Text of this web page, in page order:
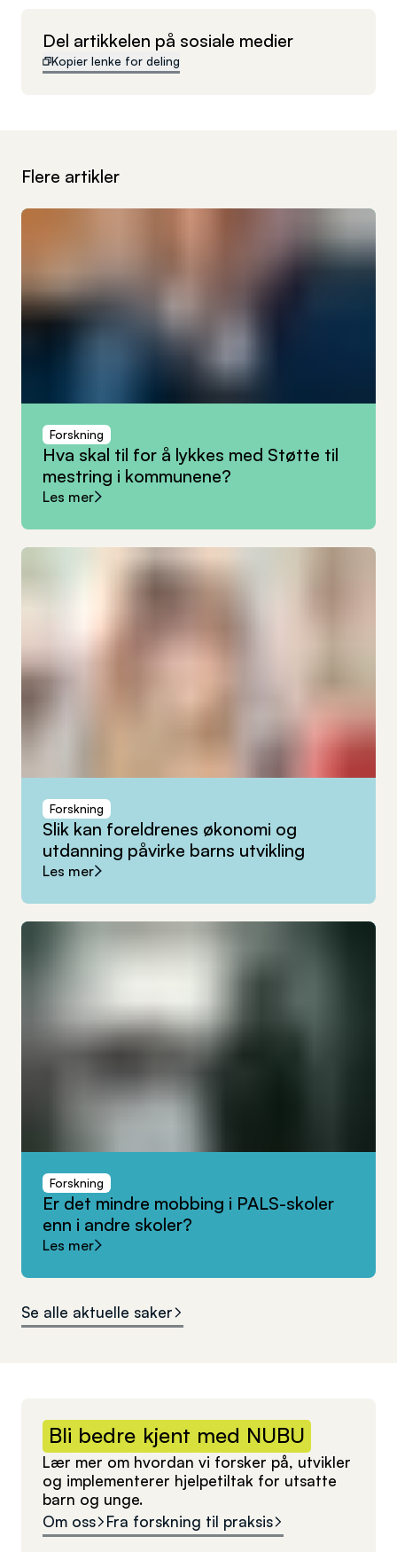
Del artikkelen på sosiale medier
Kopier lenke for deling
Flere artikler
Forskning
Hva skal til for å lykkes med Støtte til
mestring i kommunene?
Les mer
Forskning
Slik kan foreldrenes økonomi og
utdanning påvirke barns utvikling
Les mer
Forskning
Er det mindre mobbing i PALS-skoler
enn i andre skoler?
Les mer
Se alle aktuelle saker
Bli bedre kjent med NUBU
Lær mer om hvordan vi forsker på, utvikler
og implementerer hjelpetiltak for utsatte
barn og unge.
Om oss
Fra forskning til praksis